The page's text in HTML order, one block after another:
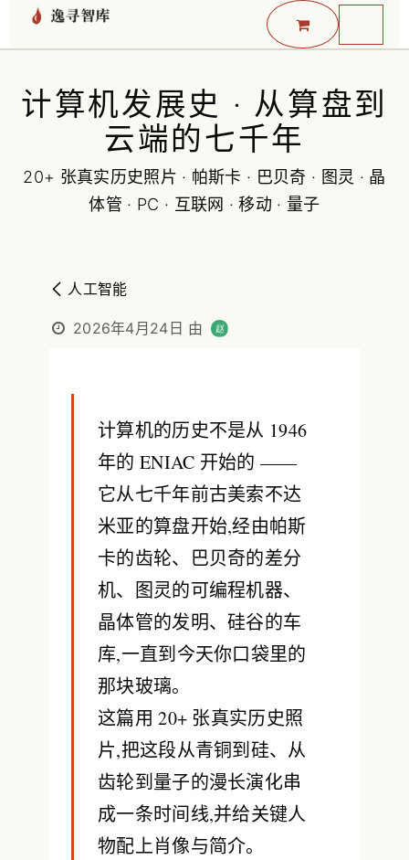
跳至内容
计算机发展史 · 从算盘到
云端的七千年
20+ 张真实历史照片 · 帕斯卡 · 巴贝奇 · 图灵 · 晶
体管 · PC · 互联网 · 移动 · 量子
人工智能
2026年4月24日 由
计算机的历史不是从 1946
年的 ENIAC 开始的 ——
它从七千年前古美索不达
米亚的算盘开始,经由帕斯
卡的齿轮、巴贝奇的差分
机、图灵的可编程机器、
晶体管的发明、硅谷的车
库,一直到今天你口袋里的
那块玻璃。
这篇用20+ 张真实历史照
片,把这段从青铜到硅、从
齿轮到量子的漫长演化串
成一条时间线,并给关键人
物配上肖像与简介。